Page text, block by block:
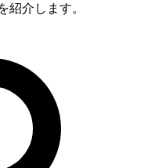
紹介します。